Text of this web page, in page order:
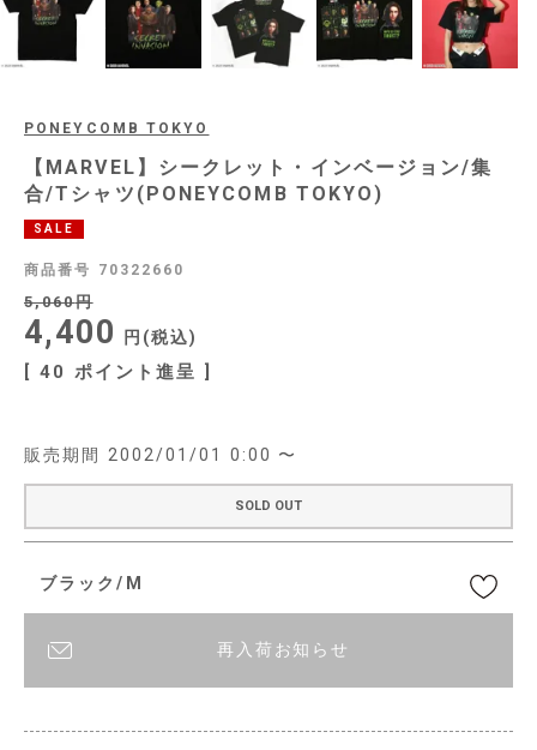
PONEYCOMB TOKYO
【MARVEL】シークレット・インベージョン/集
合/Tシャツ(PONEYCOMB TOKYO)
SALE
商品番号 70322660
5,060
4,400 税込
[ 40 ポイント進呈 ]
販売期間 2002/01/01 0:00 〜
SOLD OUT
ブラック/M
再入荷お知らせ